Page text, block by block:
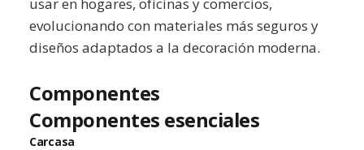
evolucionando con materiales más seguros y
diseños adaptados a la decoración moderna.
Componentes
Componentes esenciales
Carcasa